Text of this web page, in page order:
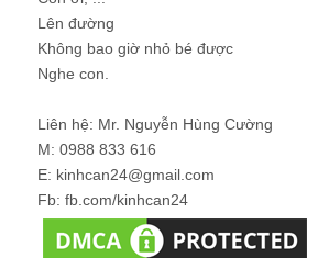
Lên đường
Không bao giờ nhỏ bé được
Nghe con.
Liên hệ: Mr. Nguyễn Hùng Cường
M: 0988 833 616
E: kinhcan24@gmail.com
Fb: fb.com/kinhcan24